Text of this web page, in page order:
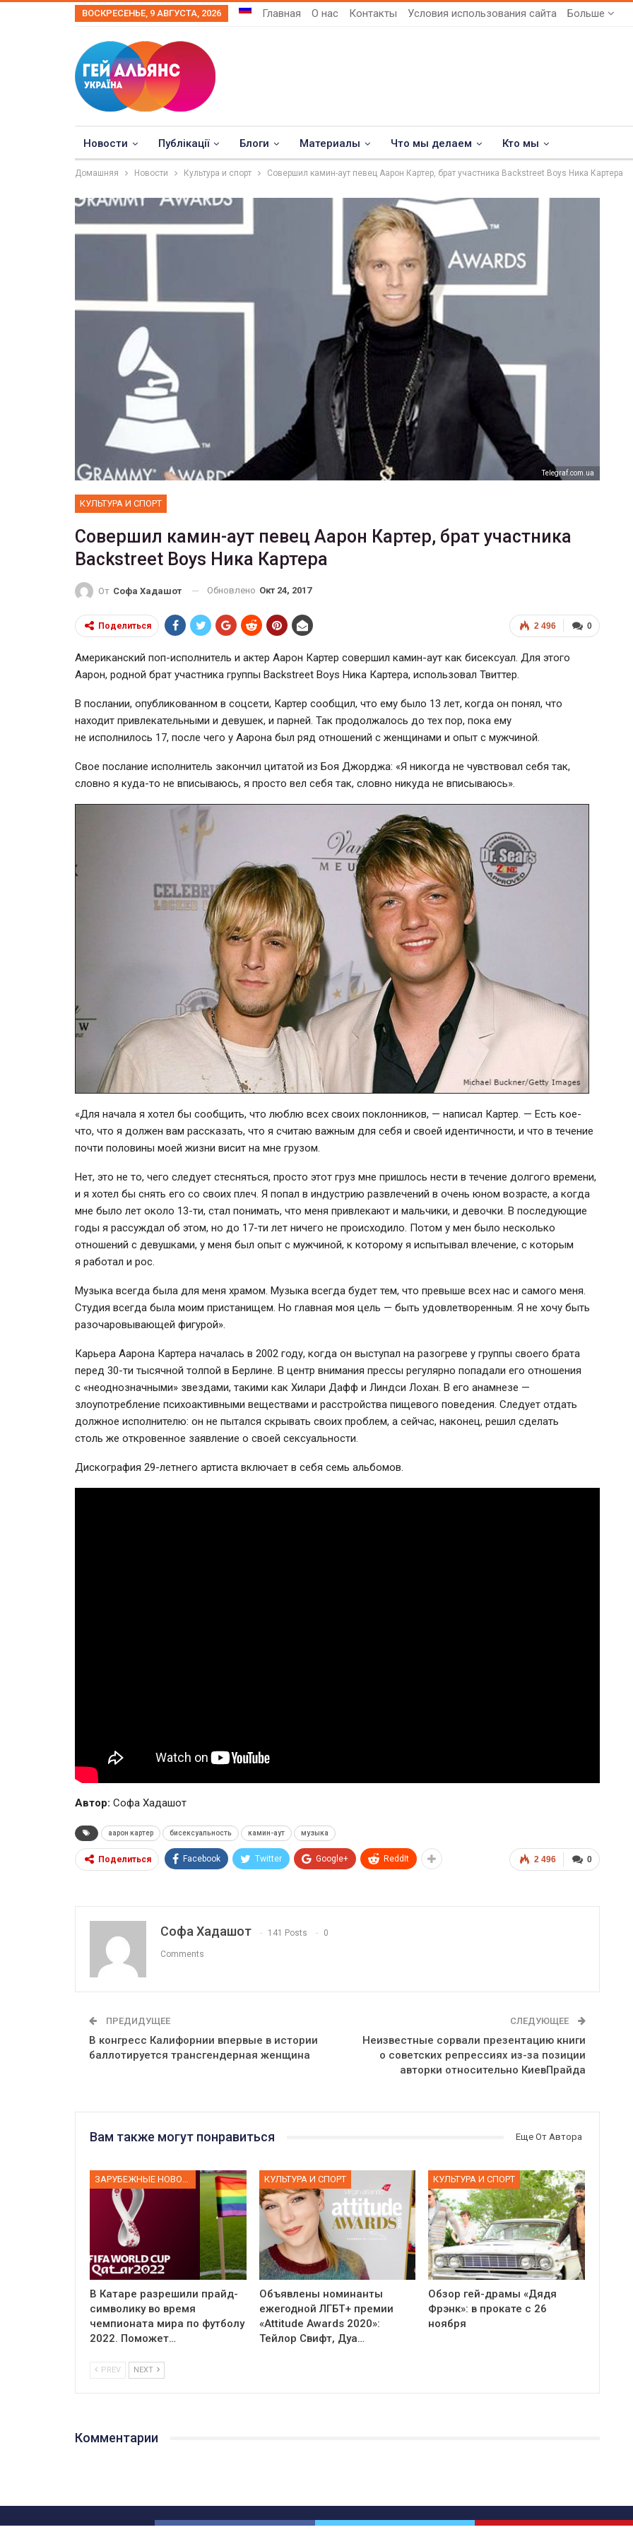
ВОСКРЕСЕНЬЕ, 9 АВГУСТА, 2026 Главная О нас Контакты Условия использования сайта Больше
Новости Публікації Блоги Материалы Что мы делаем Кто мы
Домашняя Новости Культура и спорт Совершил камин-аут певец Аарон Картер, брат участника Backstreet Boys Ника Картера
Тelegraf.com.ua
КУЛЬТУРА И СПОРТ
Совершил камин-аут певец Аарон Картер, брат участника
Backstreet Boys Ника Картера
От Софа Хадашот Обновлено Окт 24, 2017
0
2 496
Поделиться
Американский поп-исполнитель и актер Аарон Картер совершил камин-аут как бисексуал. Для этого
Аарон, родной брат участника группы Backstreet Boys Ника Картера, использовал Твиттер.
В послании, опубликованном в соцсети, Картер сообщил, что ему было 13 лет, когда он понял, что
находит привлекательными и девушек, и парней. Так продолжалось до тех пор, пока ему
не исполнилось 17, после чего у Аарона был ряд отношений с женщинами и опыт с мужчиной.
Свое послание исполнитель закончил цитатой из Боя Джорджа: «Я никогда не чувствовал себя так,
словно я куда-то не вписываюсь, я просто вел себя так, словно никуда не вписываюсь».
«Для начала я хотел бы сообщить, что люблю всех своих поклонников, — написал Картер. — Есть кое-
что, что я должен вам рассказать, что я считаю важным для себя и своей идентичности, и что в течение
почти половины моей жизни висит на мне грузом.
Нет, это не то, чего следует стесняться, просто этот груз мне пришлось нести в течение долгого времени,
и я хотел бы снять его со своих плеч. Я попал в индустрию развлечений в очень юном возрасте, а когда
мне было лет около 13-ти, стал понимать, что меня привлекают и мальчики, и девочки. В последующие
годы я рассуждал об этом, но до 17-ти лет ничего не происходило. Потом у мен было несколько
отношений с девушками, у меня был опыт с мужчиной, к которому я испытывал влечение, с которым
я работал и рос.
Музыка всегда была для меня храмом. Музыка всегда будет тем, что превыше всех нас и самого меня.
Студия всегда была моим пристанищем. Но главная моя цель — быть удовлетворенным. Я не хочу быть
разочаровывающей фигурой».
Карьера Аарона Картера началась в 2002 году, когда он выступал на разогреве у группы своего брата
перед 30-ти тысячной толпой в Берлине. В центр внимания прессы регулярно попадали его отношения
с «неоднозначными» звездами, такими как Хилари Дафф и Линдси Лохан. В его анамнезе —
злоупотребление психоактивными веществами и расстройства пищевого поведения. Следует отдать
должное исполнителю: он не пытался скрывать своих проблем, а сейчас, наконец, решил сделать
столь же откровенное заявление о своей сексуальности.
Дискография 29-летнего артиста включает в себя семь альбомов.
Автор: Cофа Хадашот
аарон картер бисексуальность камин-аут музыка
0
2 496
Поделиться Facebook Twitter Google+ ReddIt
Софа Хадашот 141 Posts 0
Comments
ПРЕДИДУЩЕЕ
В конгресс Калифорнии впервые в истории
баллотируется трансгендерная женщина
СЛЕДУЮЩЕЕ
Неизвестные сорвали презентацию книги
о советских репрессиях из-за позиции
авторки относительно КиевПрайда
Вам также могут понравиться Еще От Автора
ЗАРУБЕЖНЫЕ НОВОСТИ
В Катаре разрешили прайд-
символику во время
чемпионата мира по футболу
2022. Поможет…
КУЛЬТУРА И СПОРТ
Объявлены номинанты
ежегодной ЛГБТ+ премии
«Attitude Awards 2020»:
Тейлор Свифт, Дуа…
КУЛЬТУРА И СПОРТ
Обзор гей-драмы «Дядя
Фрэнк»: в прокате с 26
ноября
PREV NEXT
Комментарии
Военнослужащие-трансгендеры
Июл 27, 2017
ФОТО
В Берлине отпраздновали
легализацию гей-браков
Июл 2, 2017